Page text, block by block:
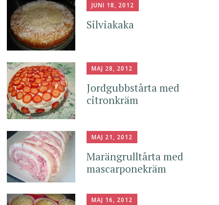
JUNI 18, 2012
Silviakaka
MAJ 28, 2012
Jordgubbstårta med
citronkräm
MAJ 21, 2012
Marängrulltårta med
mascarponekräm
MAJ 16, 2012